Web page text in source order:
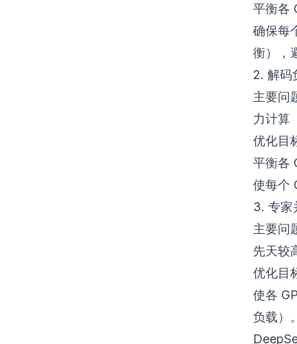
平衡各
确保每
衡），
2. 解码
主要问
力计算
优化目
平衡各
使每个
3. 专家
主要问
先天较
优化目
使各
负载）。